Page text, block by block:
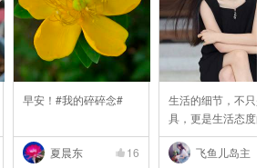
早安！#我的碎碎念#
夏晨东 16
生活的细节，不只
具，更是生活态度
..
飞鱼儿岛主